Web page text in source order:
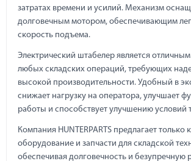
затратах времени и усилий. Механизм
долговечным мотором, обеспечивающим
скорость подъема.
Электрический штабелер является
любых складских операций, требующих
высокой производительности. Удобный в
снижает нагрузку на оператора, улучшает
работы и способствует улучшению условий
Компания HUNTERPARTS предлагает только
оборудование и запчасти для складской
обеспечивая долговечность и безупречную